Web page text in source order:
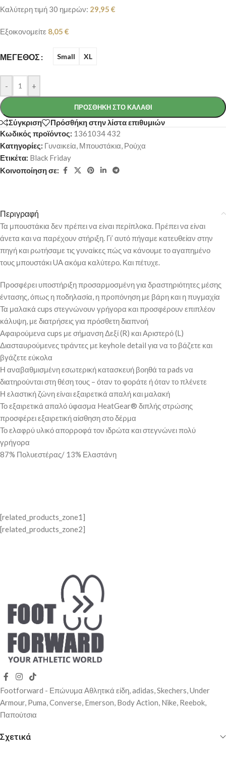
Καλύτερη τιμή 30 ημερών: 29,95 €
Εξοικονομείτε 8,05 €
ΜΈΓΕΘΟΣ Small XL
- +
ΠΡΟΣΘΉΚΗ ΣΤΟ ΚΑΛΆΘΙ
Σύγκριση
Πρόσθήκη στην λίστα επιθυμιών
Κωδικός προϊόντος: 1361034 432
Κατηγορίες: Γυναικεία Μπουστάκια Ρούχα
Ετικέτα: Black Friday
Κοινοποίηση σε:
Περιγραφή
Τα μπουστάκια δεν πρέπει να είναι περίπλοκα. Πρέπει να είναι
άνετα και να παρέχουν στήριξη. Γι’ αυτό πήγαμε κατευθείαν στην
πηγή και ρωτήσαμε τις γυναίκες πώς να κάνουμε το αγαπημένο
τους μπουστάκι UA ακόμα καλύτερο. Και πέτυχε.
Προσφέρει υποστήριξη προσαρμοσμένη για δραστηριότητες μέσης
έντασης, όπως η ποδηλασία, η προπόνηση με βάρη και η πυγμαχία
Τα μαλακά cups στεγνώνουν γρήγορα και προσφέρουν επιπλέον
κάλυψη, με διατρήσεις για πρόσθετη διαπνοή
Αφαιρούμενα cups με σήμανση Δεξί (R) και Αριστερό (L)
Διασταυρούμενες τιράντες με keyhole detail για να το βάζετε και
βγάζετε εύκολα
Η αναβαθμισμένη εσωτερική κατασκευή βοηθά τα pads να
διατηρούνται στη θέση τους – όταν το φοράτε ή όταν το πλένετε
Η ελαστική ζώνη είναι εξαιρετικά απαλή και μαλακή
Το εξαιρετικά απαλό ύφασμα HeatGear® διπλής στρώσης
προσφέρει εξαιρετική αίσθηση στο δέρμα
Το ελαφρύ υλικό απορροφά τον ιδρώτα και στεγνώνει πολύ
γρήγορα
87% Πολυεστέρας/ 13% Ελαστάνη
[related_products_zone1]
[related_products_zone2]
Footforward - Επώνυμα Αθλητικά είδη, adidas, Skechers, Under
Αrmour, Puma, Converse, Emerson, Body Action, Nike, Reebok,
Παπούτσια
Σχετικά